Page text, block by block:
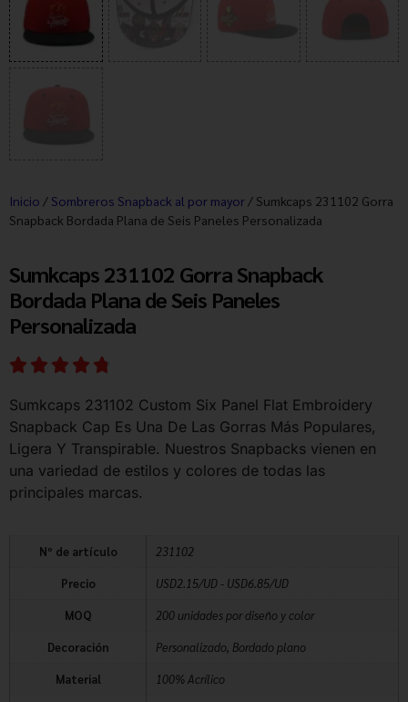
Inicio / Sombreros Snapback al por mayor / Sumkcaps 231102 Gorra
Snapback Bordada Plana de Seis Paneles Personalizada
Sumkcaps 231102 Gorra Snapback
Bordada Plana de Seis Paneles
Personalizada
Sumkcaps 231102 Custom Six Panel Flat Embroidery
Snapback Cap Es Una De Las Gorras Más Populares,
Ligera Y Transpirable. Nuestros Snapbacks vienen en
una variedad de estilos y colores de todas las
principales marcas.
Nº de artículo 231102
Precio USD2.15/UD - USD6.85/UD
MOQ 200 unidades por diseño y color
Decoración Personalizado, Bordado plano
Material 100% Acrílico